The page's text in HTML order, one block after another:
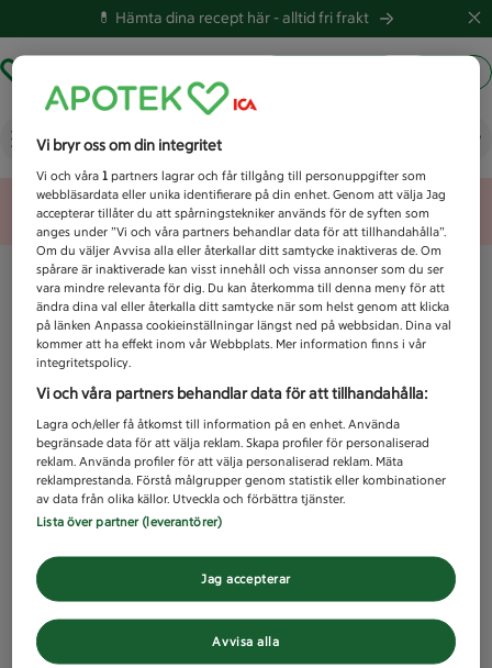
💊 Hämta dina recept här -alltid fri frakt
Vad letar du efter idag?
Unknown error
Vi bryr oss om din integritet
Vi och våra1 partners lagrar och får tillgång till personuppgifter som
webbläsardata eller unika identifierare på din enhet. Genom att välja Jag
accepterar tillåter du att spårningstekniker används för de syften som
anges under ”Vi och våra partners behandlar data för att tillhandahålla”.
Om du väljer Avvisa alla eller återkallar ditt samtycke inaktiveras de. Om
spårare är inaktiverade kan visst innehåll och vissa annonser som du ser
vara mindre relevanta för dig. Du kan återkomma till denna meny för att
ändra dina val eller återkalla ditt samtycke när som helst genom att klicka
på länken Anpassa cookieinställningar längst ned på webbsidan. Dina val
kommer att ha effekt inom vår Webbplats. Mer information finns i vår
integritetspolicy.
Vi och våra partners behandlar data för att tillhandahålla:
Lagra och/eller få åtkomst till information på en enhet. Använda
begränsade data för att välja reklam. Skapa profiler för personaliserad
reklam. Använda profiler för att välja personaliserad reklam. Mäta
reklamprestanda. Förstå målgrupper genom statistik eller kombinationer
av data från olika källor. Utveckla och förbättra tjänster.
Lista över partner (leverantörer)
Avvisa alla
Jag accepterar